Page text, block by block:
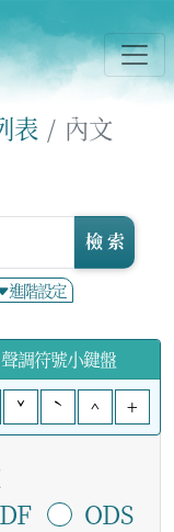
表 內文
進階設定
檢 索
聲調符號小鍵盤
ˇ ˋ ^ +
ODS